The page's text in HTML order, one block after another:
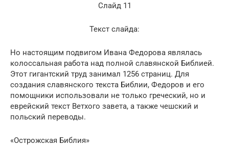
Слайд 11
Текст слайда:
Но настоящим подвигом Ивана Федорова являлась
колоссальная работа над полной славянской Библией.
Этот гигантский труд занимал 1256 страниц. Для
создания славянского текста Библии, Федоров и его
помощники использовали не только греческий, но и
еврейский текст Ветхого завета, а также чешский и
польский переводы.
«Острожская Библия»